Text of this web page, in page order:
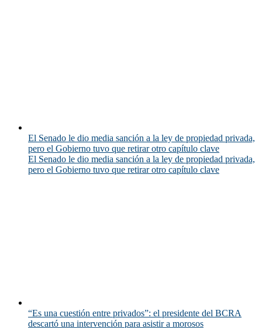
El Senado le dio media sanción a la ley de propiedad privada,
pero el Gobierno tuvo que retirar otro capítulo clave
El Senado le dio media sanción a la ley de propiedad privada,
pero el Gobierno tuvo que retirar otro capítulo clave
“Es una cuestión entre privados”: el presidente del BCRA
descartó una intervención para asistir a morosos